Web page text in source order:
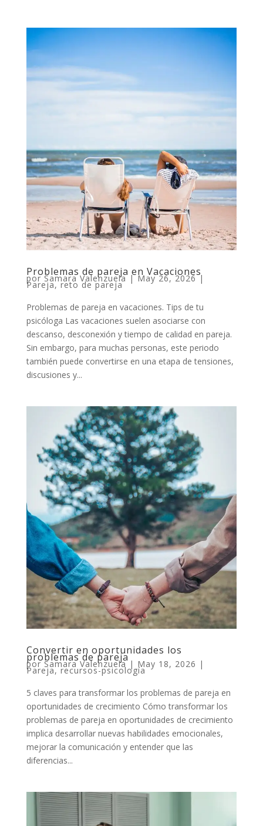
Problemas de pareja en Vacaciones
porSamara Valenzuela|May 26, 2026|
Pareja,reto de pareja
Problemas de pareja en vacaciones. Tips de tu
psicóloga Las vacaciones suelen asociarse con
descanso, desconexión y tiempo de calidad en pareja.
Sin embargo, para muchas personas, este periodo
también puede convertirse en una etapa de tensiones,
discusiones y...
Convertir en oportunidades los
problemas de pareja
porSamara Valenzuela| May 18, 2026 |
Pareja,recursos-psicología
5 claves para transformar los problemas de pareja en
oportunidades de crecimiento Cómo transformar los
problemas de pareja en oportunidades de crecimiento
implica desarrollar nuevas habilidades emocionales,
mejorar la comunicación y entender que las
diferencias...